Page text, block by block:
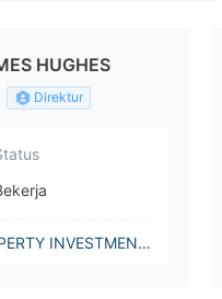
HUGHES
Direktur
INVESTMENT